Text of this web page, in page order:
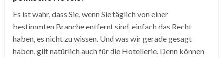
Es ist wahr, dass Sie, wenn Sie täglich von einer
bestimmten Branche entfernt sind, einfach das Recht
haben, es nicht zu wissen. Und was wir gerade gesagt
haben, gilt natürlich auch für die Hotellerie. Denn können